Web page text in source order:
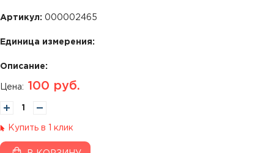
Артикул: 000002465
Единица измерения:
Описание:
Цена: 100 руб.
Купить в 1 клик